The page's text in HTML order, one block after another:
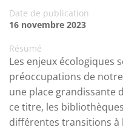
Date de publication
16 novembre 2023
Résumé
Les enjeux écologiques
préoccupations de
une place grandissante
ce titre, les
différentes transitions